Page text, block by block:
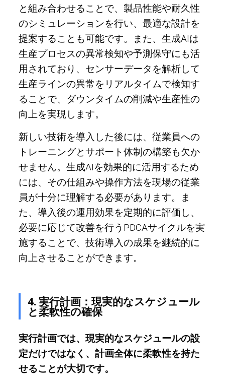
と組み合わせることで、製品性能や耐久性
のシミュレーションを行い、最適な設計を
提案することも可能です。また、生成AIは
生産プロセスの異常検知や予測保守にも活
用されており、センサーデータを解析して
生産ラインの異常をリアルタイムで検知す
ることで、ダウンタイムの削減や生産性の
向上を実現します。
新しい技術を導入した後には、従業員への
トレーニングとサポート体制の構築も欠か
せません。生成AIを効果的に活用するため
には、その仕組みや操作方法を現場の従業
員が十分に理解する必要があります。ま
た、導入後の運用効果を定期的に評価し、
必要に応じて改善を行うPDCAサイクルを実
施することで、技術導入の成果を継続的に
向上させることができます。
4. 実行計画：現実的なスケジュール
と柔軟性の確保
実行計画では、現実的なスケジュールの設
定だけではなく、計画全体に柔軟性を持た
せることが大切です。